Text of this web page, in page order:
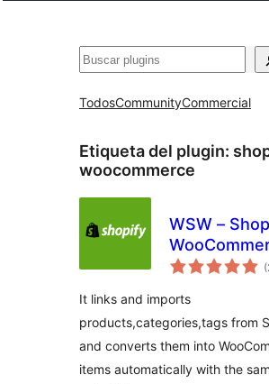
Buscar
TodosCommunityCommercial
Etiqueta del plugin:
woocommerce
WSW –
WordPress
Migration
It links and imports
products,categories,tags from
and converts them into
items automatically with the